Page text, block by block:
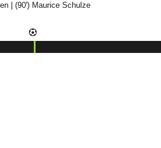
| (90') 